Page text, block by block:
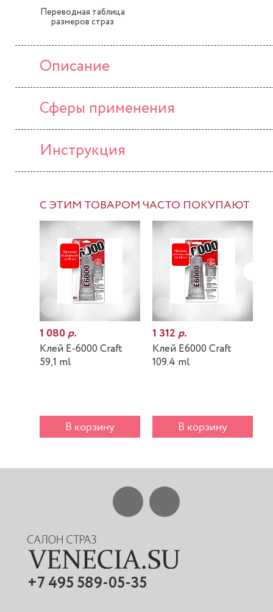
Переводная таблица
размеров страз
Описание
Сферы применения
Инструкция
С ЭТИМ ТОВАРОМ ЧАСТО ПОКУПАЮТ
1 080р.
Клей E-6000 Craft
59,1 ml
В корзину
1 312р.
Клей E6000 Craft
109.4 ml
В корзину
+7 495 589-05-35